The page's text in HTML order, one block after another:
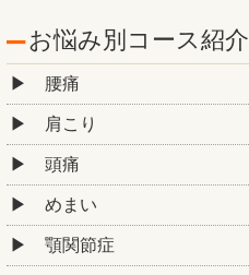
お悩み別コース紹介
腰痛
肩こり
頭痛
めまい
顎関節症